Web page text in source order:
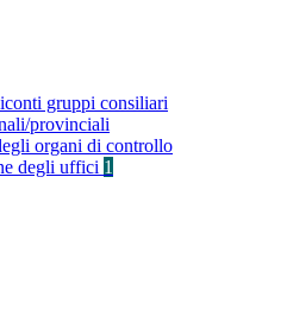
gruppi consiliari
provinciali
organi di controllo
degli uffici 1